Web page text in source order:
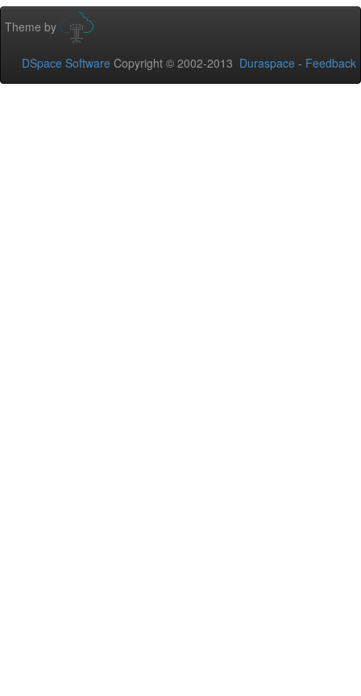
Theme by
DSpace Software Copyright © 2002-2013 Duraspace - Feedback